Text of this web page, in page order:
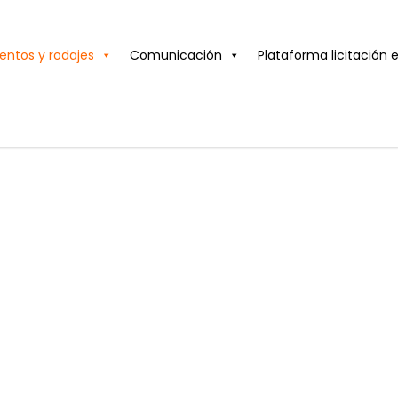
y rodajes Comunicación Plataforma licitación